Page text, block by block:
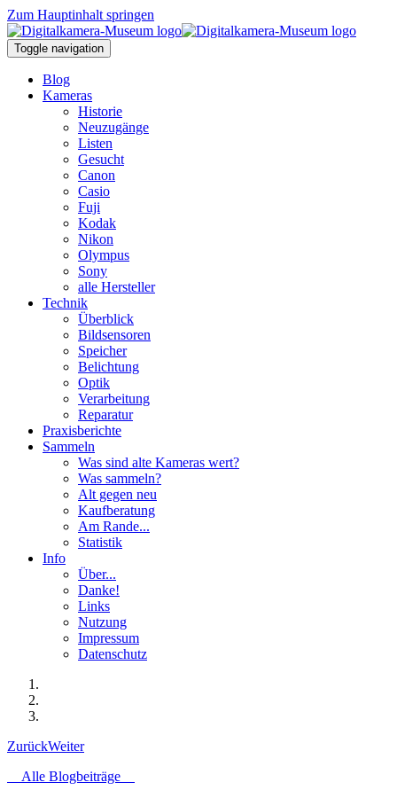
Zum Hauptinhalt springen
Toggle navigation
Blog
Kameras
Historie
Neuzugänge
Listen
Gesucht
Canon
Casio
Fuji
Kodak
Nikon
Olympus
Sony
alle Hersteller
Technik
Überblick
Bildsensoren
Speicher
Belichtung
Optik
Verarbeitung
Reparatur
Praxisberichte
Sammeln
Was sind alte Kameras wert?
Was sammeln?
Alt gegen neu
Kaufberatung
Am Rande...
Statistik
Info
Über...
Danke!
Links
Nutzung
Impressum
Datenschutz
ZurückWeiter
Alle Blogbeiträge